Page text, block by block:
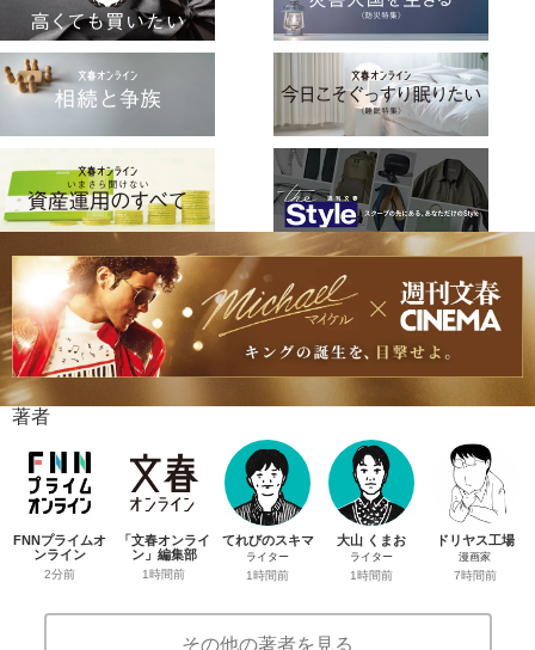
著者
FNNプライムオ
ンライン
2分前
「文春オンライ
ン」編集部
1時間前
てれびのスキマ
ライター
1時間前
大山 くまお
ライター
1時間前
ドリヤス工場
漫画家
7時間前
その他の著者を見る